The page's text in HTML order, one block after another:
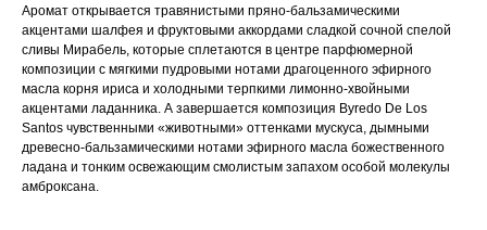
Аромат открывается травянистыми пряно-бальзамическими
акцентами шалфея и фруктовыми аккордами сладкой сочной спелой
сливы Мирабель, которые сплетаются в центре парфюмерной
композиции с мягкими пудровыми нотами драгоценного эфирного
масла корня ириса и холодными терпкими лимонно-хвойными
акцентами ладанника. А завершается композиция Byredo De Los
Santos чувственными «животными» оттенками мускуса, дымными
древесно-бальзамическими нотами эфирного масла божественного
ладана и тонким освежающим смолистым запахом особой молекулы
амброксана.